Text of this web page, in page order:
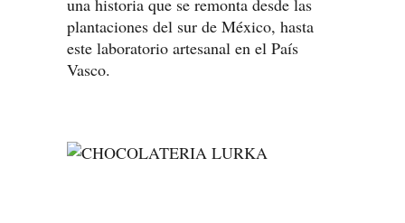
plantaciones del sur de México, hasta
este laboratorio artesanal en el País
Vasco.